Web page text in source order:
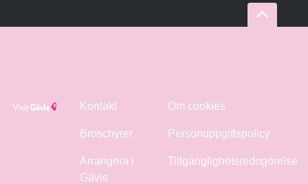
Kontakt
Broschyrer
Arrangera i
Gävle
Om cookies
Personuppgiftspolicy
Tillgänglighetsredogörelse